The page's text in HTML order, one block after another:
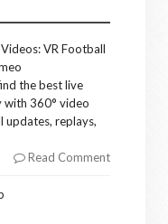
VR Football
the best live
with 360° video
replays,
Read Comment